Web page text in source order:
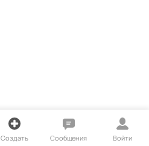
Создать Сообщения Войти